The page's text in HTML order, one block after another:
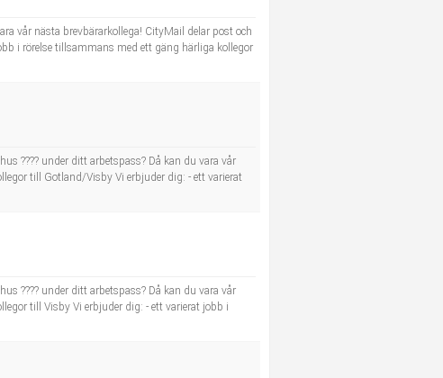
vår nästa brevbärarkollega! CityMail delar post och
i rörelse tillsammans med ett gäng härliga kollegor
???? under ditt arbetspass? Då kan du vara vår
till Gotland/Visby Vi erbjuder dig: - ett varierat
???? under ditt arbetspass? Då kan du vara vår
till Visby Vi erbjuder dig: - ett varierat jobb i